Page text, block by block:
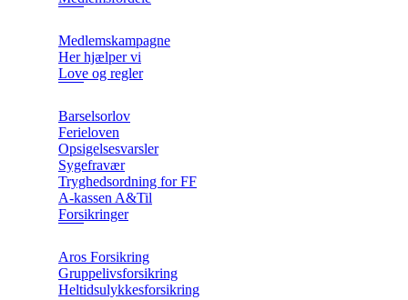
Medlemskampagne
Her hjælper vi
Love og regler
Barselsorlov
Ferieloven
Opsigelsesvarsler
Sygefravær
Tryghedsordning for FF
A-kassen A&Til
Forsikringer
Aros Forsikring
Gruppelivsforsikring
Heltidsulykkesforsikring